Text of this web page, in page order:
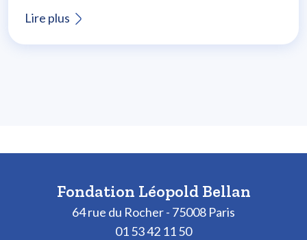
Lire plus
Fondation Léopold Bellan
64 rue du Rocher - 75008 Paris
01 53 42 11 50